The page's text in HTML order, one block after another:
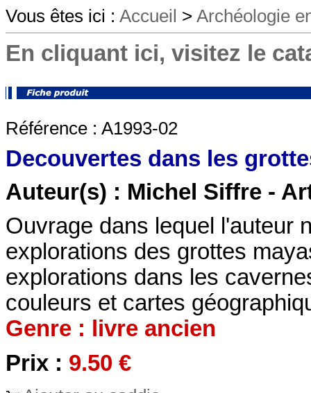
Vous êtes ici : Accueil > Archéologie
En cliquant ici, visitez le
Référence : A1993-02
Decouvertes dans les
Auteur(s) : Michel Siffre -
Ouvrage dans lequel l'auteur
explorations des grottes
explorations dans les
couleurs et cartes
Genre : livre ancien
Prix : 9.50 €